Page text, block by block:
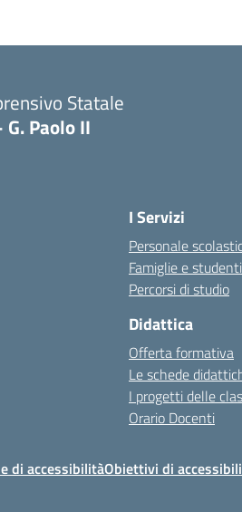
Statale
Paolo II
I Servizi
Personale
Famiglie e studenti
Percorsi di studio
Didattica
Offerta formativa
Le schede
I progetti delle
Orario Docenti
di accessibilitàObiettivi di